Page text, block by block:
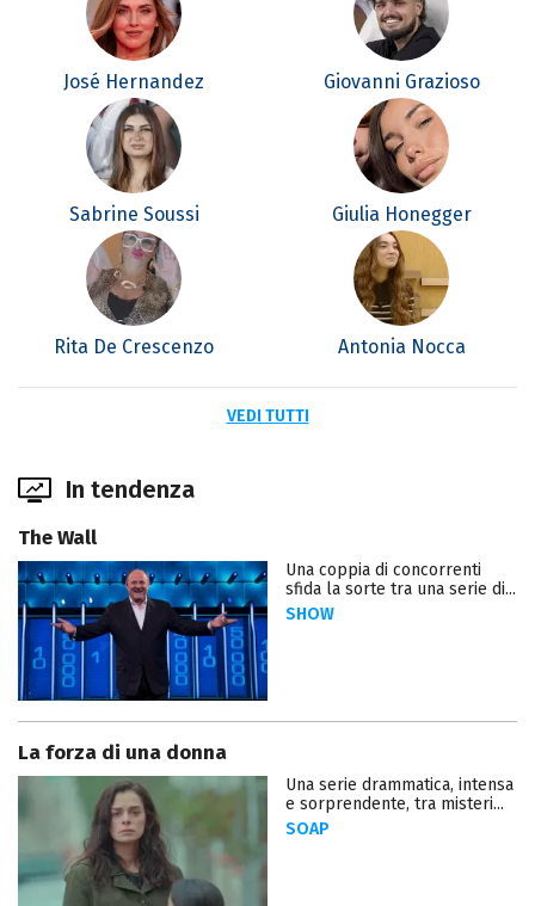
José Hernandez Giovanni Grazioso
Sabrine Soussi Giulia Honegger
Rita De Crescenzo Antonia Nocca
VEDI TUTTI
In tendenza
The Wall
Una coppia di concorrenti
sfida la sorte tra una serie di...
SHOW
La forza di una donna
Una serie drammatica, intensa
e sorprendente, tra misteri...
SOAP